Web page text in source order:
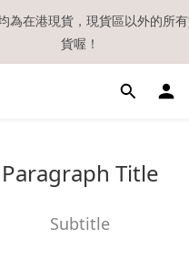
為在港現貨，現貨區以外的所
貨喔！
為在港現貨，現貨區以外的所
貨喔！
註冊後請務必確認在『已登入
出貨，下單後敬請留意電郵信箱。
貨喔！
Paragraph Title
Subtitle